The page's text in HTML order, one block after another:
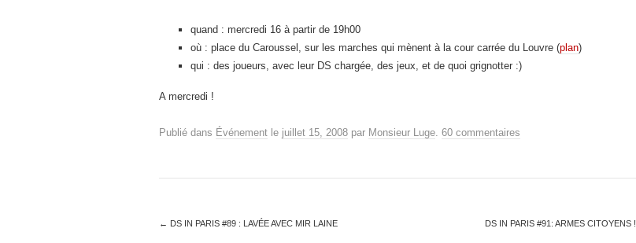
quand : mercredi 16 à partir de 19h00
où : place du Caroussel, sur les marches qui mènent à la cour carrée du Louvre (plan)
qui : des joueurs, avec leur DS chargée, des jeux, et de quoi grignotter :)
A mercredi !
Publié dans Événement le juillet 15, 2008 par Monsieur Luge. 60 commentaires
← DS IN PARIS #89 : LAVÉE AVEC MIR LAINE DS IN PARIS #91: ARMES CITOYENS !